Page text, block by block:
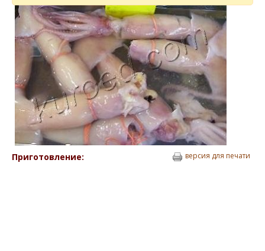
Приготовление: версия для печати